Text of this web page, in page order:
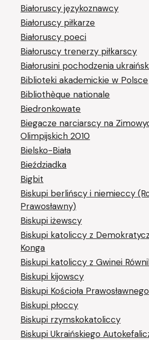
Białoruscy językoznawcy
Białoruscy piłkarze
Białoruscy poeci
Białoruscy trenerzy piłkarscy
Białorusini pochodzenia
Biblioteki akademickie w Polsce
Bibliothèque nationale
Biedronkowate
Biegacze narciarscy na
Olimpijskich 2010
Bielsko-Biała
Bieździadka
Bigbit
Biskupi berlińscy i niemieccy
Prawosławny)
Biskupi iżewscy
Biskupi katoliccy z
Konga
Biskupi katoliccy z Gwinei
Biskupi kijowscy
Biskupi Kościoła
Biskupi płoccy
Biskupi rzymskokatoliccy
Biskupi Ukraińskiego